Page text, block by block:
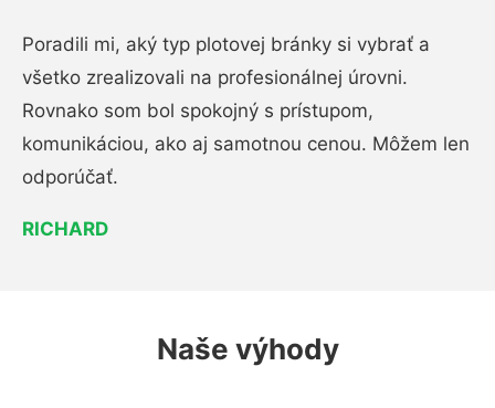
Poradili mi, aký typ plotovej bránky si vybrať a
všetko zrealizovali na profesionálnej úrovni.
Rovnako som bol spokojný s prístupom,
komunikáciou, ako aj samotnou cenou. Môžem len
odporúčať.
RICHARD
Naše výhody